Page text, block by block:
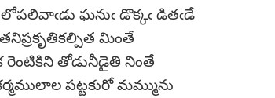
ఘనుఁ డొక్కఁ డితఁడే
మింతే
తోడునీడైతి నింతే
పట్టకురో మమ్మును